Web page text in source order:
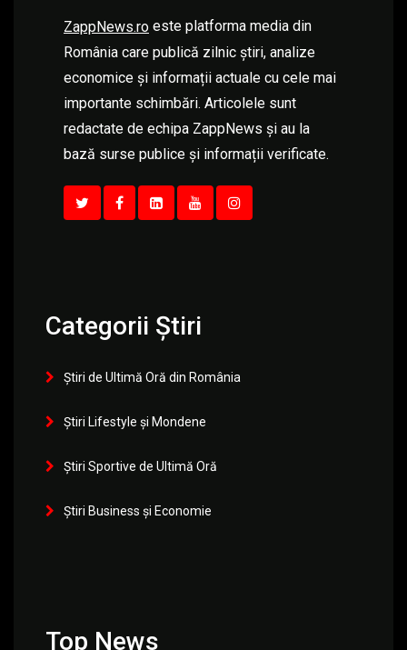
ZappNews.ro este platforma media din
România care publică zilnic știri, analize
economice și informații actuale cu cele mai
importante schimbări. Articolele sunt
redactate de echipa ZappNews și au la
bază surse publice și informații verificate.
Categorii Știri
Știri de Ultimă Oră din România
Știri Lifestyle și Mondene
Știri Sportive de Ultimă Oră
Știri Business și Economie
Top News